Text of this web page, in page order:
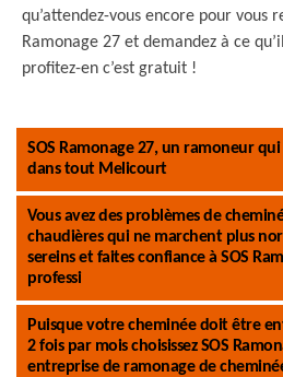
qu’attendez-vous encore pour vous
Ramonage 27 et demandez à ce
profitez-en c’est gratuit !
SOS Ramonage 27, un ramoneur
dans tout Melicourt
Vous avez des problèmes de
chaudières qui ne marchent plus
sereins et faites confiance à SOS
professi
Puisque votre cheminée doit être
2 fois par mois choisissez SOS
entreprise de ramonage de